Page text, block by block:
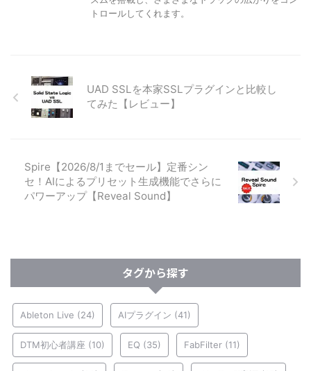
トロールしてくれます。
UAD SSLを本家SSLプラグインと比較し
てみた【レビュー】
Spire【2026/8/1までセール】定番シン
セ！AIによるプリセット生成機能でさらに
パワーアップ【Reveal Sound】
タグから探す
Ableton Live (24) AIプラグイン (41)
DTM初心者講座 (10) EQ (35) FabFilter (11)